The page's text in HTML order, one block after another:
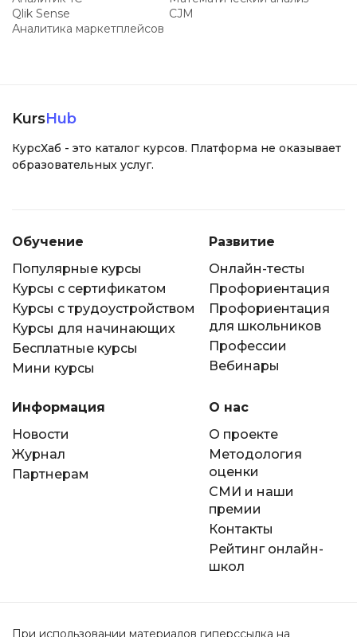
Qlik Sense
CJM
Аналитика маркетплейсов
KursHub
КурсХаб - это каталог курсов. Платформа не оказывает
образовательных услуг.
Обучение
Популярные курсы
Курсы с сертификатом
Курсы с трудоустройством
Курсы для начинающих
Бесплатные курсы
Мини курсы
Развитие
Онлайн-тесты
Профориентация
Профориентация
для школьников
Профессии
Вебинары
Информация
Новости
Журнал
Партнерам
О нас
О проекте
Методология
оценки
СМИ и наши
премии
Контакты
Рейтинг онлайн-
школ
При использовании материалов гиперссылка на